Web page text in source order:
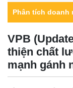
Phân tích doanh
VPB
thiện chất
mạnh gánh